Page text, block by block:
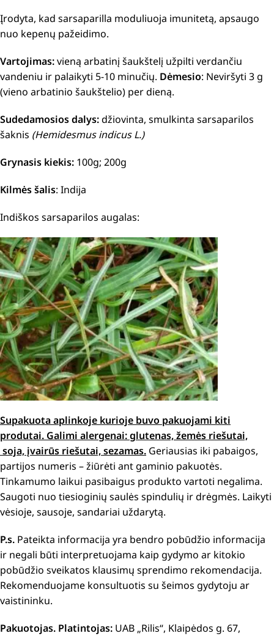
Įrodyta, kad sarsaparilla moduliuoja imunitetą, apsaugo
nuo kepenų pažeidimo.
Vartojimas:vieną arbatinį šaukštelį užpilti verdančiu
vandeniu ir palaikyti 5-10 minučių. Dėmesio: Neviršyti 3 g
(vieno arbatinio šaukštelio) per dieną.
Sudedamosios dalys:džiovinta, smulkinta sarsaparilos
šaknis (Hemidesmus indicus L.)
Grynasis kiekis: 100g; 200g
Kilmės šalis: Indija
Indiškos sarsaparilos augalas:
Supakuota aplinkoje kurioje buvo pakuojami kiti
produtai. Galimi alergenai: glutenas, žemės riešutai,
soja, įvairūs riešutai, sezamas. Geriausias iki pabaigos,
partijos numeris – žiūrėti ant gaminio pakuotės.
Tinkamumo laikui pasibaigus produkto vartoti negalima.
Saugoti nuo tiesioginių saulės spindulių ir drėgmės. Laikyti
vėsioje, sausoje, sandariai uždarytą.
P.s. Pateikta informacija yra bendro pobūdžio informacija
ir negali būti interpretuojama kaip gydymo ar kitokio
pobūdžio sveikatos klausimų sprendimo rekomendacija.
Rekomenduojame konsultuotis su šeimos gydytoju ar
vaistininku.
Pakuotojas. Platintojas: UAB „Rilis“, Klaipėdos g. 67,